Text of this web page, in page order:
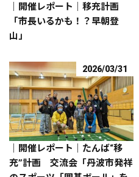
｜開催レポート｜移充計画
「市長いるかも！？早朝登
山」
2026/03/31
｜開催レポート｜たんば“移
充”計画 交流会「丹波市発祥